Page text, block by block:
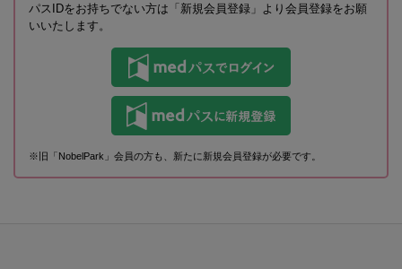
パスIDをお持ちでない方は「新規会員登録」より会員登録をお願
いいたします。
※旧「NobelPark」会員の方も、新たに新規会員登録が必要です。